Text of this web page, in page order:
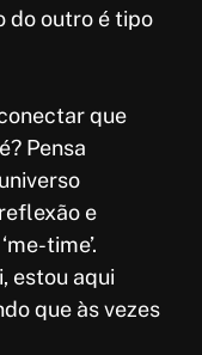
do outro é tipo
que
Pensa
e
time’.
estou aqui
que às vezes